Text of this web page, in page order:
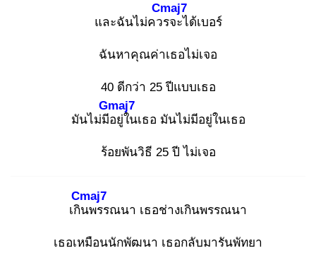
และฉันไม่ควร
Cmaj7
จะได้เบอร์
ฉันหาคุณค่าเธอไม่เจอ
40 ดีกว่า 25 ปีแบบเธอ
มันไม่มีอ
Gmaj7
ยู่ในเธอ มันไม่มีอยู่ในเธอ
ร้อยพันวิธี 25 ปี ไม่เจอ
เกิน
Cmaj7
พรรณนา เธอช่างเกินพรรณนา
เธอเหมือนนักพัฒนา เธอกลับมารันพัทยา